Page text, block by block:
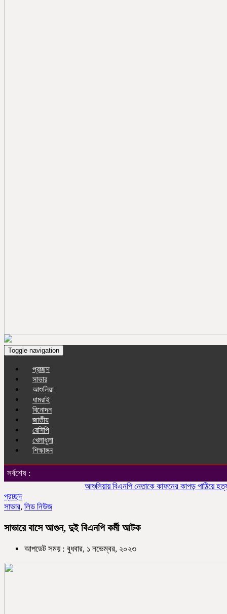
Toggle navigation
প্রচ্ছদ
সাভার
আশুলিয়া
ধামরাই
বিনোদন
জাতীয়
রেসিপি
খেলাধুলা
শিক্ষাঙ্গন
সর্বশেষ :
আশুলিয়ায় বিএনপি নেতাকে কাফনের কাপড় পাঠিয়ে হত্যার
প্রচ্ছদ
সাভার, লিড নিউজ
সাভারে বাসে আগুন, দুই বিএনপি কর্মী আটক
আপডেট সময় : বুধবার, ১ নভেম্বর, ২০২৩